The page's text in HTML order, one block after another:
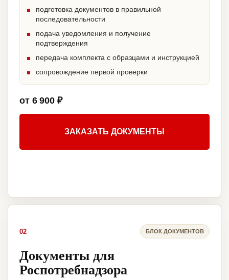
подготовка документов в правильной
последовательности
подача уведомления и получение
подтверждения
передача комплекта с образцами и инструкцией
сопровождение первой проверки
от 6 900 ₽
ЗАКАЗАТЬ ДОКУМЕНТЫ
02 БЛОК ДОКУМЕНТОВ
Документы для
Роспотребнадзора